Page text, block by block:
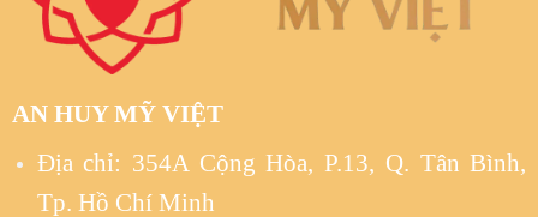
AN HUY MỸ VIỆT
Địa chỉ: 354A Cộng Hòa, P.13, Q. Tân Bình,
Tp. Hồ Chí Minh